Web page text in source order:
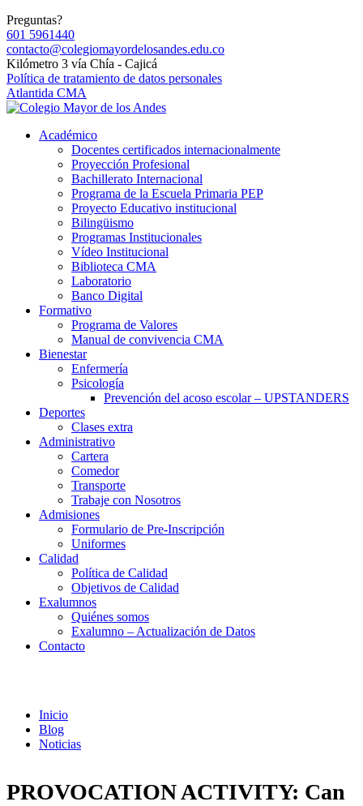
Preguntas?
601 5961440
contacto@colegiomayordelosandes.edu.co
Kilómetro 3 vía Chía - Cajicá
Política de tratamiento de datos personales
Atlantida CMA
Académico
Docentes certificados internacionalmente
Proyección Profesional
Bachillerato Internacional
Programa de la Escuela Primaria PEP
Proyecto Educativo institucional
Bilingüismo
Programas Institucionales
Vídeo Institucional
Biblioteca CMA
Laboratorio
Banco Digital
Formativo
Programa de Valores
Manual de convivencia CMA
Bienestar
Enfermería
Psicología
Prevención del acoso escolar – UPSTANDERS
Deportes
Clases extra
Administrativo
Cartera
Comedor
Transporte
Trabaje con Nosotros
Admisiones
Formulario de Pre-Inscripción
Uniformes
Calidad
Política de Calidad
Objetivos de Calidad
Exalumnos
Quiénes somos
Exalumno – Actualización de Datos
Contacto
Inicio
Blog
Noticias
PROVOCATION ACTIVITY: Can